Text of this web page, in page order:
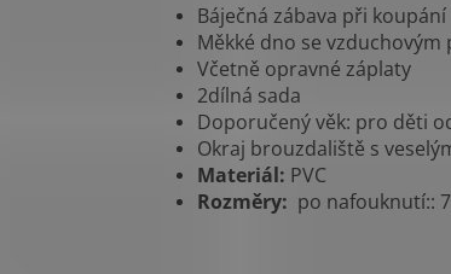
Báječná zábava při
Měkké dno se
Včetně opravné záplaty
2dílná sada
Doporučený věk: pro děti
Okraj brouzdaliště s
Materiál: PVC
Rozměry: po nafouknutí::